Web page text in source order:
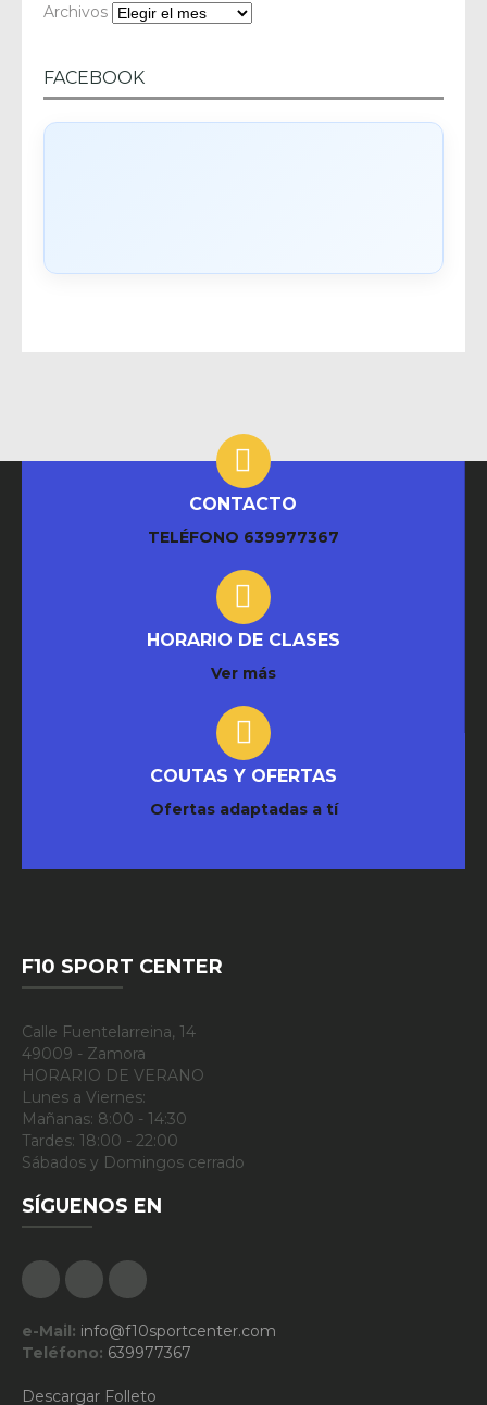
Archivos
FACEBOOK
CONTACTO
TELÉFONO 639977367
HORARIO DE CLASES
Ver más
COUTAS Y OFERTAS
Ofertas adaptadas a tí
F10 SPORT CENTER
Calle Fuentelarreina, 14
49009 - Zamora
HORARIO DE VERANO
Lunes a Viernes:
Mañanas: 8:00 - 14:30
Tardes: 18:00 - 22:00
Sábados y Domingos cerrado
SÍGUENOS EN
FacebookGoogle Plus
e-Mail: info@f10sportcenter.com
Teléfono: 639977367
Descargar Folleto